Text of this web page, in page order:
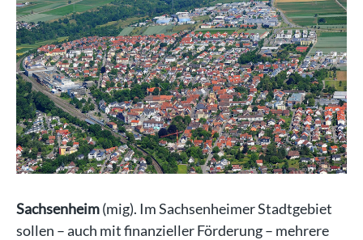
Sachsenheim(mig). Im Sachsenheimer Stadtgebiet
sollen – auch mit finanzieller Förderung – mehrere